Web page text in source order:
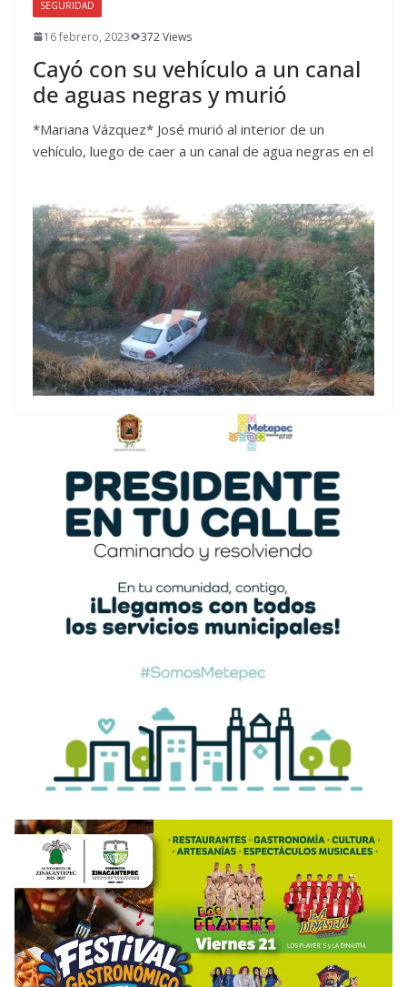
SEGURIDAD
16 febrero, 2023 372 Views
Cayó con su vehículo a un canal
de aguas negras y murió
*Mariana Vázquez* José murió al interior de un
vehículo, luego de caer a un canal de agua negras en el